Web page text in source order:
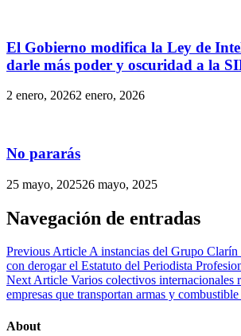
El Gobierno modifica la Ley de
darle más poder y oscuridad a la
2 enero, 20262 enero, 2026
No pararás
25 mayo, 202526 mayo, 2025
Navegación de entradas
Previous ArticleA instancias del Grupo Clarín
con derogar el Estatuto del Periodista
Next Article Varios colectivos internacionales
empresas que transportan armas y
About